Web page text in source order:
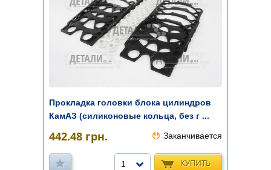
Прокладка головки блока цилиндров
КамАЗ (силиконовые кольца, без г ...
442.48 грн. Заканчивается
КУПИТЬ
1